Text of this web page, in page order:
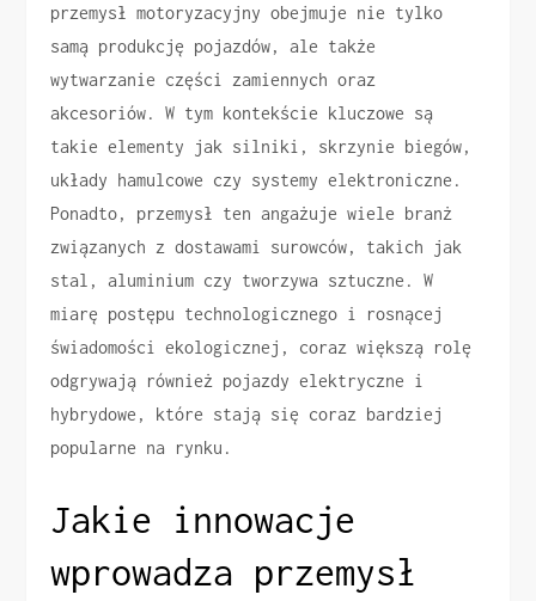
przemysł motoryzacyjny obejmuje nie tylko
samą produkcję pojazdów, ale także
wytwarzanie części zamiennych oraz
akcesoriów. W tym kontekście kluczowe są
takie elementy jak silniki, skrzynie biegów,
układy hamulcowe czy systemy elektroniczne.
Ponadto, przemysł ten angażuje wiele branż
związanych z dostawami surowców, takich jak
stal, aluminium czy tworzywa sztuczne. W
miarę postępu technologicznego i rosnącej
świadomości ekologicznej, coraz większą rolę
odgrywają również pojazdy elektryczne i
hybrydowe, które stają się coraz bardziej
popularne na rynku.
Jakie innowacje
wprowadza przemysł